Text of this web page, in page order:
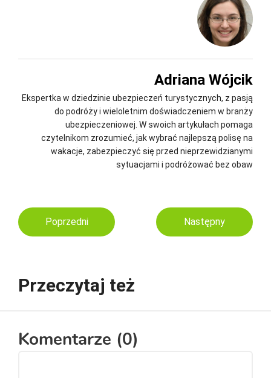
Adriana Wójcik
Ekspertka w dziedzinie ubezpieczeń turystycznych, z pasją
do podróży i wieloletnim doświadczeniem w branży
ubezpieczeniowej. W swoich artykułach pomaga
czytelnikom zrozumieć, jak wybrać najlepszą polisę na
wakacje, zabezpieczyć się przed nieprzewidzianymi
sytuacjami i podróżować bez obaw
Poprzedni Następny
Przeczytaj też
Komentarze (0)